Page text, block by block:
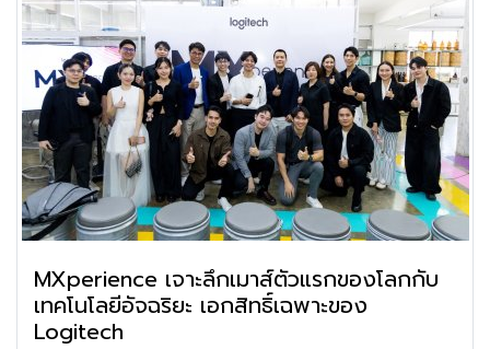
MXperience เจาะลึกเมาส์ตัวแรกของโลกกับ
เทคโนโลยีอัจฉริยะ เอกสิทธิ์เฉพาะของ
Logitech